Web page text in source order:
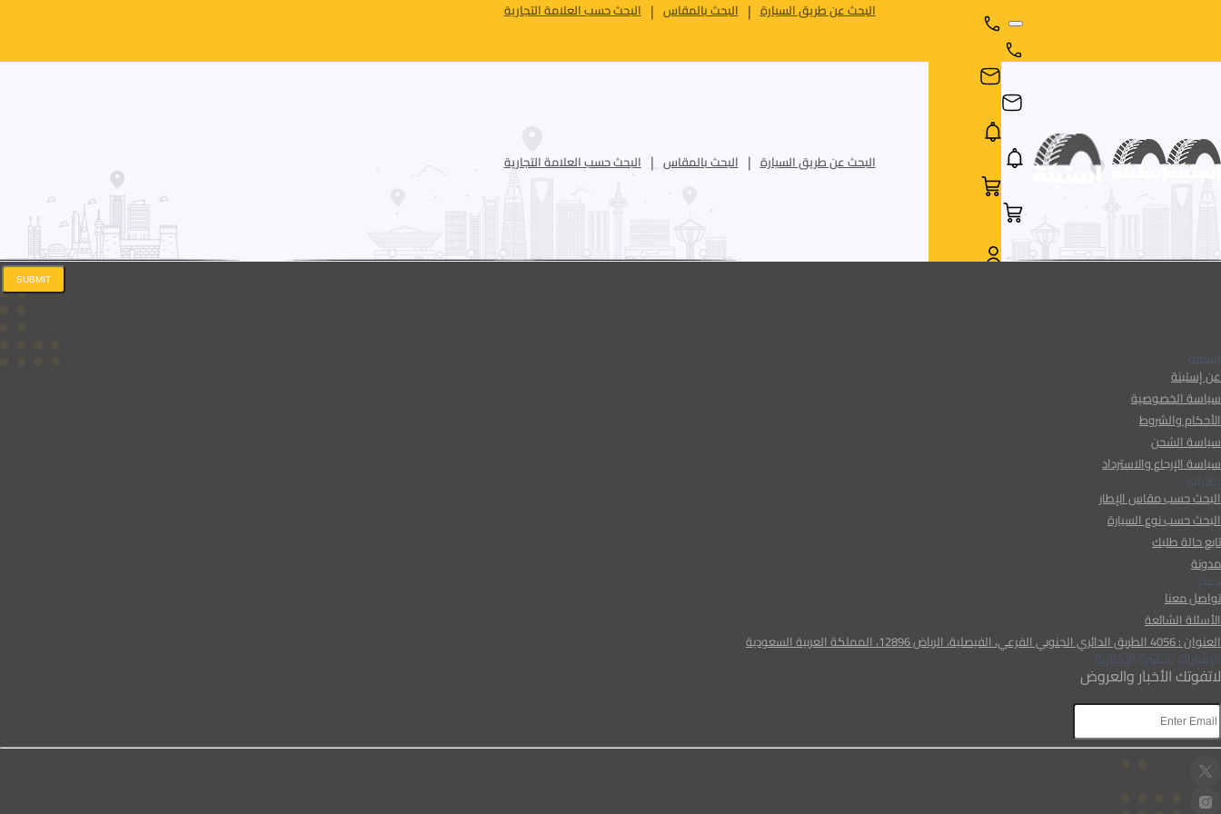
البحث عن طريق السيارة البحث بالمقاس البحث حسب العلامة التجارية
البحث عن طريق السيارة البحث بالمقاس البحث حسب العلامة التجارية
إستبنة
عن إستبنة
سياسة الخصوصية
الأحكام والشروط
سياسة الشحن
سياسة الإرجاع والاسترداد
إطارات
البحث حسب مقاس الإطار
البحث حسب نوع السيارة
تابع حالة طلبك
مدونة
دعم
تواصل معنا
الأسئلة الشائعة
العنوان : 4056 الطريق الدائري الجنوبي الفرعي، الفيصلية، الرياض 12896، المملكة العربية السعودية
الإشتراك بالنشرة الإخبارية
لاتفوتك الأخبار والعروض
SUBMIT